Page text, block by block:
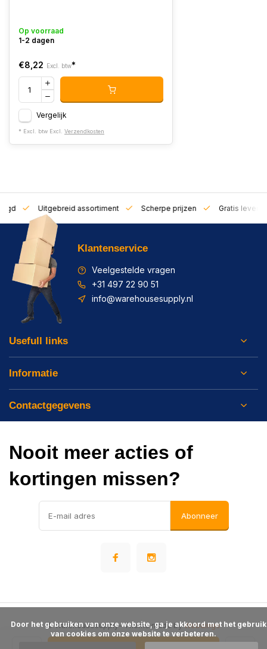
Op voorraad
1-2 dagen
€8,22 Excl. btw*
Vergelijk
* Excl. btw Excl. Verzendkosten
Uitgebreid assortiment Scherpe prijzen Gratis
Klantenservice
Veelgestelde vragen
+31 497 22 90 51
info@warehousesupply.nl
Usefull links
Informatie
Contactgegevens
Nooit meer acties of
kortingen missen?
Abonneer
Algemene voorwaarden Disclaimer Privacy Policy Sitemap
© Warehousesupply- Theme made byWebdinge
van cookies om onze website te verbeteren.